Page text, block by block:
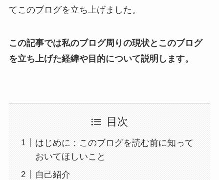
てこのブログを立ち上げました。
この記事では私のブログ周りの現状とこのブログ
を立ち上げた経緯や目的について説明します。
目次
はじめに：このブログを読む前に知って
おいてほしいこと
自己紹介